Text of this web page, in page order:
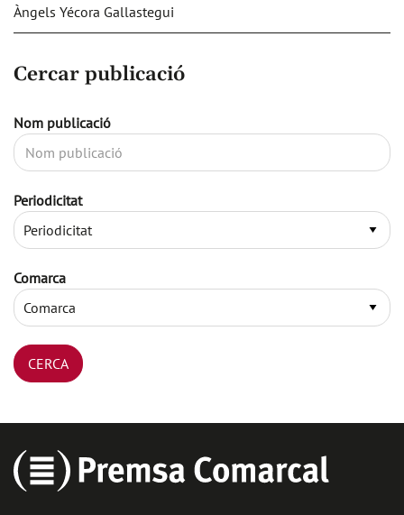
Àngels Yécora Gallastegui
Cercar publicació
Nom publicació
Periodicitat
Comarca